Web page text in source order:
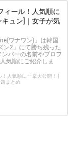
ィール！人気順に
キュン]｜女子が気
ワナワン)」は韓国
ン2」にて勝ち残った
バーの名前やプロフ
気順にご紹介しま
人気順に一挙大公開！ |
まとめ